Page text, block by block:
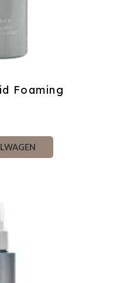
Foaming